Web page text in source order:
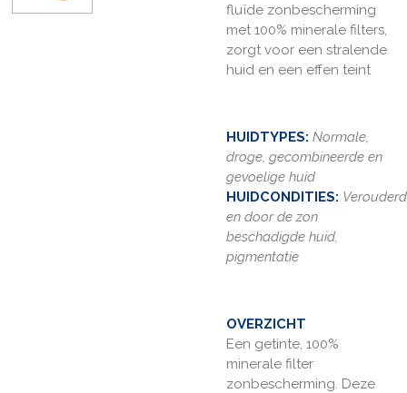
fluïde zonbescherming
met 100% minerale filters,
zorgt voor een stralende
huid en een effen teint
HUIDTYPES: Normale,
droge, gecombineerde en
gevoelige huid
HUIDCONDITIES:
en door de zon
beschadigde huid,
pigmentatie
OVERZICHT
Een getinte, 100%
minerale filter
zonbescherming. Deze